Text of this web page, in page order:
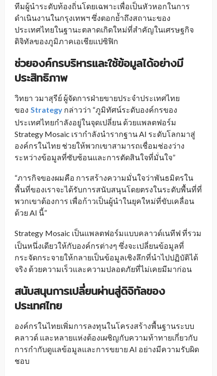
ทีมผู้นำระดับท้องถิ่นโดยเฉพาะเพื่อเป็นหัวหอกในการ
ดำเนินงานในกรุงเทพฯ ซึ่งตอกย้ำถึงสถานะของ
ประเทศไทยในฐานะตลาดเกิดใหม่ที่สำคัญในเศรษฐกิจ
ดิจิทัลของภูมิภาคเอเชียแปซิฟิก
ช่วยองค์กรบริหารและใช้ข้อมูลได้อย่างมี
ประสิทธิภาพ
วิทยา วมาสุรีย์ ผู้จัดการฝ่ายขายประจำประเทศไทย
ของ Strategy กล่าวว่า “ภูมิทัศน์ระดับองค์กรของ
ประเทศไทยกำลังอยู่ในจุดเปลี่ยน ด้วยแพลตฟอร์ม
Strategy Mosaic เรากำลังนำรากฐาน AI ระดับโลกมาสู่
องค์กรในไทย ช่วยให้พวกเขาสามารถเชื่อมช่องว่าง
ระหว่างข้อมูลที่ซับซ้อนและการตัดสินใจที่มั่นใจ”
“ภารกิจของผมคือ การสร้างความมั่นใจว่าพันธมิตรใน
พื้นที่ของเราจะได้รับการสนับสนุนโดยตรงในระดับพื้นที่ที่
พวกเขาต้องการ เพื่อก้าวเป็นผู้นำในยุคใหม่ที่ขับเคลื่อน
ด้วย AI นี้”
Strategy Mosaic เป็นแพลตฟอร์มแบบคลาวด์เนทีฟ ที่รวม
เป็นหนึ่งเดียวให้กับองค์กรต่างๆ ซึ่งจะเปลี่ยนข้อมูลที่
กระจัดกระจายให้กลายเป็นข้อมูลเชิงลึกที่นำไปปฏิบัติได้
จริง ด้วยความเร็วและความปลอดภัยที่ไม่เคยมีมาก่อน
สนับสนุนการเปลี่ยนผ่านสู่ดิจิทัลของ
ประเทศไทย
องค์กรในไทยเพิ่มการลงทุนในโครงสร้างพื้นฐานระบบ
คลาวด์ และหลายแห่งต้องเผชิญกับความท้าทายเกี่ยวกับ
การกำกับดูแลข้อมูลและการขยาย AI อย่างมีความรับผิด
ชอบ